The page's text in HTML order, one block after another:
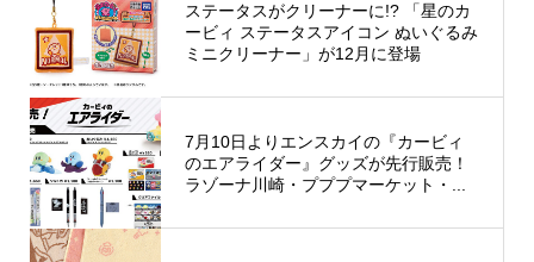
ステータスがクリーナーに!? 「星のカ
ービィ ステータスアイコン ぬいぐるみ
ミニクリーナー」が12月に登場
7月10日よりエンスカイの『カービィ
のエアライダー』グッズが先行販売！
ラゾーナ川崎・プププマーケット・...